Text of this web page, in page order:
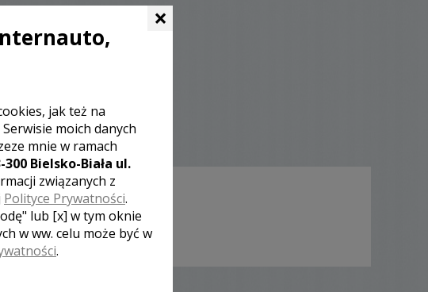
×
jak też na
moich danych
mnie w ramach
Bielsko-Biała ul.
związanych z
Polityce Prywatności.
lub [x] w tym oknie
w ww. celu może być w
.